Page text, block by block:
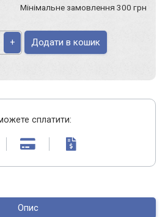
Мінімальне замовлення 300 грн
+ Додати в кошик
сплатити:
Опис